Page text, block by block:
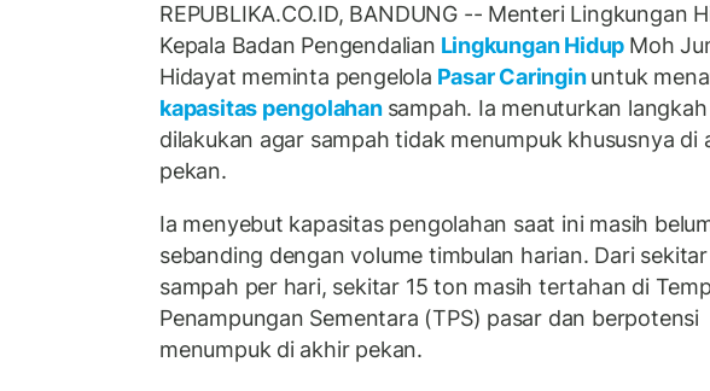
REPUBLIKA.CO.ID, BANDUNG -- Menteri Lingkungan
Kepala Badan Pengendalian Lingkungan Hidup Moh
Hidayat meminta pengelola Pasar Caringinuntuk
kapasitas pengolahan sampah. Ia menuturkan
dilakukan agar sampah tidak menumpuk khususnya di
pekan.
Ia menyebut kapasitas pengolahan saat ini masih
sebanding dengan volume timbulan harian. Dari
sampah per hari, sekitar 15 ton masih tertahan di
Penampungan Sementara (TPS) pasar dan berpotensi
menumpuk di akhir pekan.